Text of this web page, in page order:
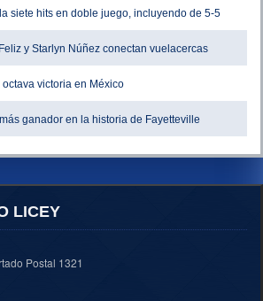
siete hits en doble juego, incluyendo de 5-5
y Starlyn Núñez conectan vuelacercas
victoria en México
ganador en la historia de Fayetteville
LICEY
Postal 1321